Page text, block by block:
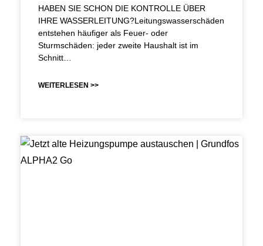
HABEN SIE SCHON DIE KONTROLLE ÜBER
IHRE WASSERLEITUNG?Leitungswasserschäden
entstehen häufiger als Feuer- oder
Sturmschäden: jeder zweite Haushalt ist im
Schnitt…
WEITERLESEN >>